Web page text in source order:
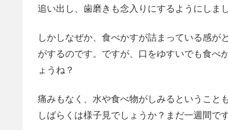
追い出し、歯磨きも念入りにするようにしま
しかしなぜか、食べかすが詰まっている感
がするのです。ですが、口をゆすいでも食べ
ょうね？
痛みもなく、水や食べ物がしみるということ
しばらくは様子見でしょうか？まだ一週間で